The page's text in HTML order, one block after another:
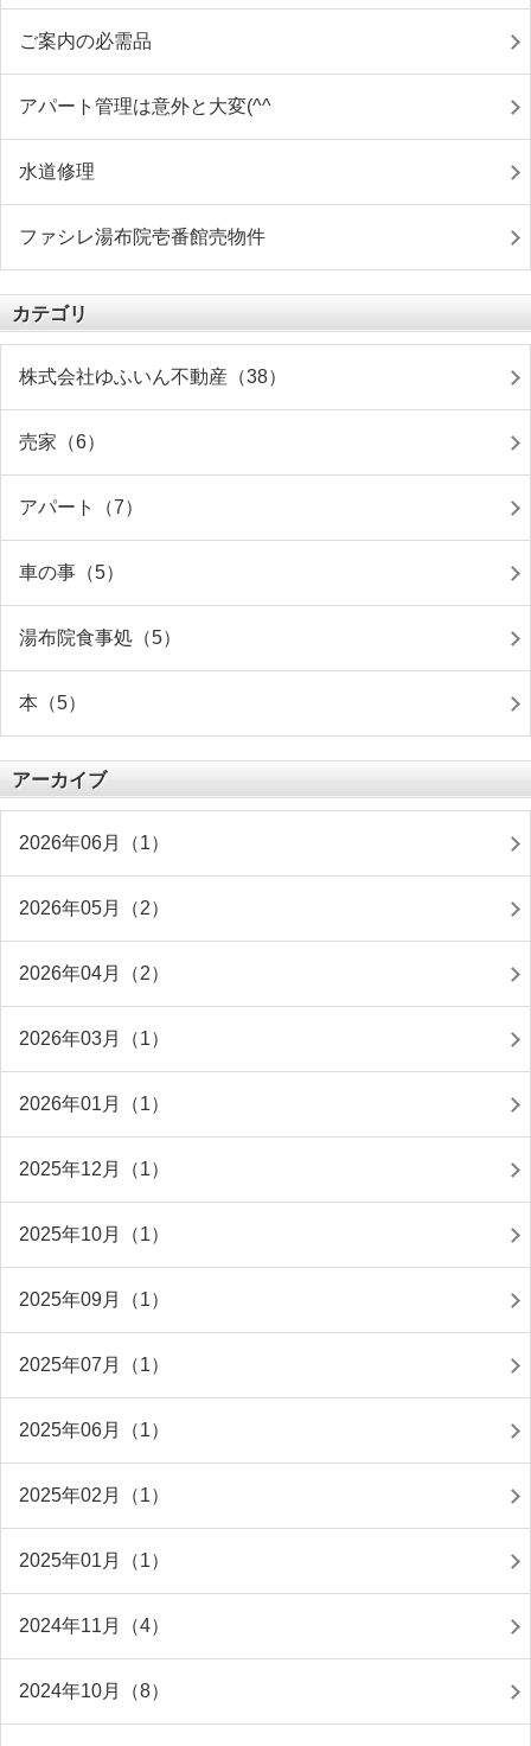
ご案内の必需品
アパート管理は意外と大変(^^ゞ
水道修理
ファシレ湯布院壱番館売物件
カテゴリ
株式会社ゆふいん不動産（38）
売家（6）
アパート（7）
車の事（5）
湯布院食事処（5）
本（5）
アーカイブ
2026年06月（1）
2026年05月（2）
2026年04月（2）
2026年03月（1）
2026年01月（1）
2025年12月（1）
2025年10月（1）
2025年09月（1）
2025年07月（1）
2025年06月（1）
2025年02月（1）
2025年01月（1）
2024年11月（4）
2024年10月（8）